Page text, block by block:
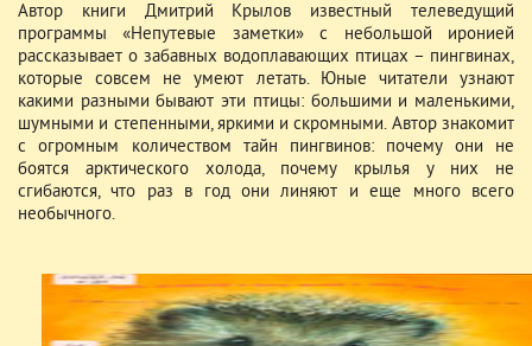
Автор книги Дмитрий Крылов известный телеведущий
программы «Непутевые заметки» с небольшой иронией
рассказывает о забавных водоплавающих птицах – пингвинах,
которые совсем не умеют летать. Юные читатели узнают
какими разными бывают эти птицы: большими и маленькими,
шумными и степенными, яркими и скромными. Автор знакомит
с огромным количеством тайн пингвинов: почему они не
боятся арктического холода, почему крылья у них не
сгибаются, что раз в год они линяют и еще много всего
необычного.